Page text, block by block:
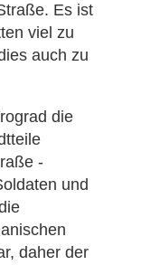
Es ist
viel zu
auch zu
die
-
und
daher der